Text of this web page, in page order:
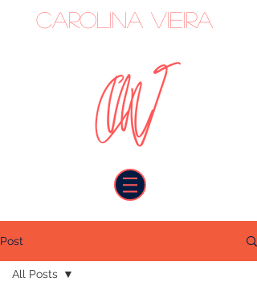
Carolina Vieira
Post
All Posts